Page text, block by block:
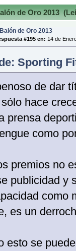
de Oro 2013
de Oro 2013
#195 en: 14 de
Sporting
de dar
hace
prensa
como
premios no
publicidad y
como
es un
esto se